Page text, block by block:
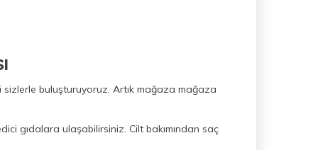
sizlerle buluşturuyoruz. Artık mağaza mağaza
gıdalara ulaşabilirsiniz. Cilt bakımından saç